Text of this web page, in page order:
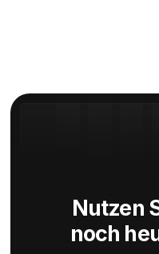
Nutzen
noch